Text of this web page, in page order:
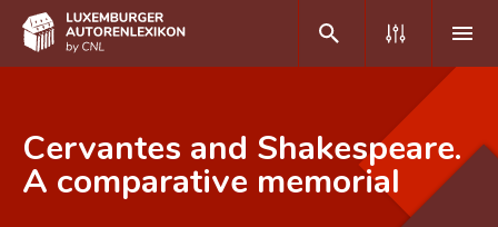
DE FR
Cervantes and Shakespeare.
A comparative memorial